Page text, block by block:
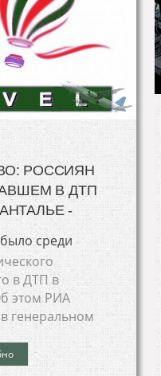
РОССИЯН
В ДТП
-
среди
в ДТП в
этом РИА
генеральном